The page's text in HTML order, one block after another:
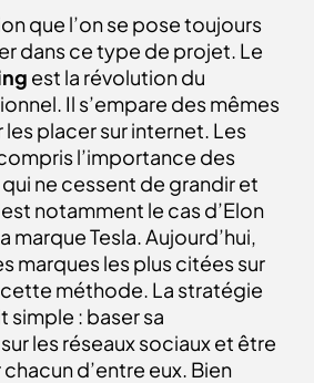
que l’on se pose toujours
dans ce type de projet. Le
est la révolution du
Il s’empare des mêmes
placer sur internet. Les
l’importance des
ne cessent de grandir et
notamment le cas d’Elon
marque Tesla. Aujourd’hui,
marques les plus citées sur
méthode. La stratégie
simple : baser sa
les réseaux sociaux et être
d’entre eux. Bien